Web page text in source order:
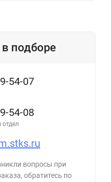
подборе
54-07
54-08
вопросы при
обратитесь по